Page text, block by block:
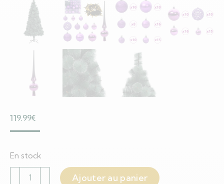
119.99€
En stock
quantité
Ajouter au panier